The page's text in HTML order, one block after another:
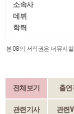
소속사
데뷔
학력
본 DB의 저작권은 더뮤지
전체보기 출연
관련기사 관련